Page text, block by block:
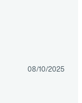
08/10/2025